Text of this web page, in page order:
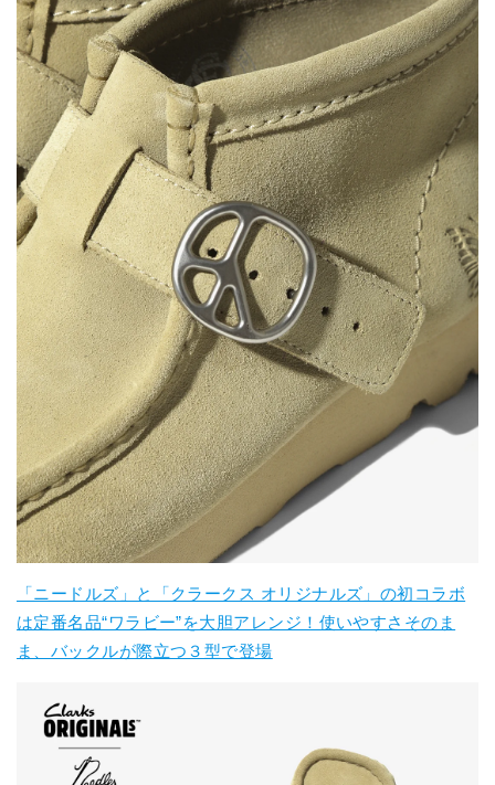
「ニードルズ」と「クラークス オリジナルズ」の初コラボ
は定番名品“ワラビー”を大胆アレンジ！使いやすさそのま
ま、バックルが際立つ３型で登場